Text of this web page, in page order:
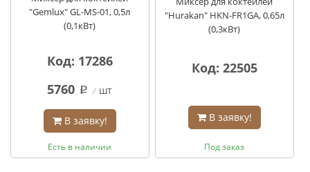
"Gemlux" GL-MS-01, 0,5л
(0,1кВт)
Код: 17286
5760 q шт
В заявку!
Есть в наличии
"Hurakan" HKN-FR1GA, 0,65л
(0,3кВт)
Код: 22505
В заявку!
Под заказ